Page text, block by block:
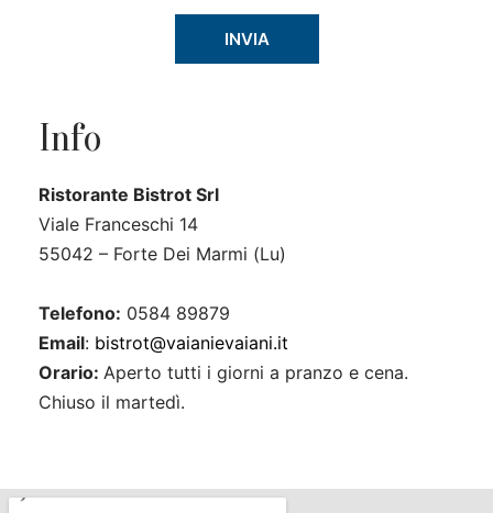
INVIA
Info
Ristorante Bistrot Srl
Viale Franceschi 14
55042 – Forte Dei Marmi (Lu)
Telefono: 0584 89879
Email: bistrot@vaianievaiani.it
Orario: Aperto tutti i giorni a pranzo e cena.
Chiuso il martedì.